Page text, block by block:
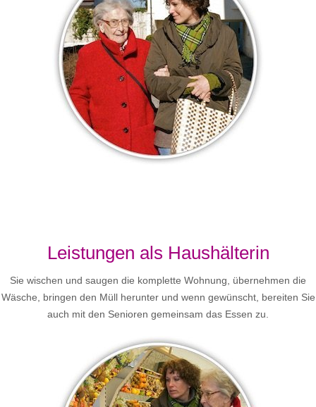
Leistungen als Haushälterin
Sie wischen und saugen die komplette Wohnung, übernehmen die
Wäsche, bringen den Müll herunter und wenn gewünscht, bereiten Sie
auch mit den Senioren gemeinsam das Essen zu.